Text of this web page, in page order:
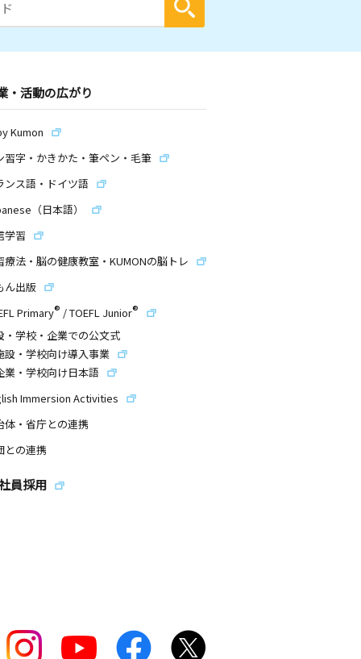
・活動の広がり
Kumon
習字・かきかた・筆ペン・毛筆
ンス語・ドイツ語
（日本語）
学習
療法・脳の健康教室・KUMONの脳トレ
ん出版
Primary® /TOEFL Junior®
・学校・企業での公文式
設・学校向け導入事業
業・学校向け日本語
Immersion Activities
体・省庁との連携
との連携
員採用